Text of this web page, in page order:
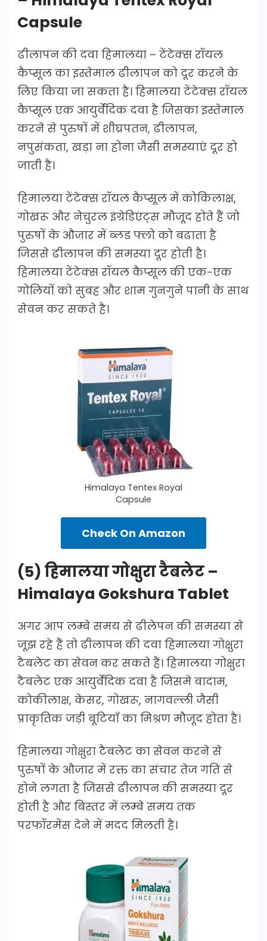
Capsule
ढीलापन की दवा हिमालया – टेंटेक्स रॉयल
कैप्सूल का इस्तेमाल ढीलापन को दूर करने के
लिए किया जा सकता है। हिमालया टेंटेक्स रॉयल
कैप्सूल एक आयुर्वेदिक दवा है जिसका इस्तेमाल
करने से पुरुषों में शीघ्रपतन, ढीलापन,
नपुसंकता, खड़ा ना होना जैसी समस्याएं दूर हो
जाती है।
हिमालया टेंटेक्स रॉयल कैप्सूल में कोकिलाक्ष,
गोखरू और नेचुरल इंग्रेडिएंट्स मौजूद होते हैं जो
पुरुषों के औजार में ब्लड फ्लो को बढाता है
जिससे ढीलापन की समस्या दूर होती है।
हिमालया टेंटेक्स रॉयल कैप्सूल की एक-एक
गोलियों को सुबह और शाम गुनगुने पानी के साथ
सेवन कर सकते है।
Himalaya Tentex Royal
Capsule
Check On Amazon
(5) हिमालया गोक्षुरा टैबलेट –
Himalaya Gokshura Tablet
अगर आप लम्बे समय से ढीलेपन की समस्या से
जूझ रहे हैं तो ढीलापन की दवा हिमालया गोक्षुरा
टैबलेट का सेवन कर सकते हैं। हिमालया गोक्षुरा
टैबलेट एक आयुर्वेदिक दवा है जिसमे बादाम,
कोकीलाक्ष, केसर, गोखरू, नागवल्ली जैसी
प्राकृतिक जड़ी बूटियाँ का मिश्रण मौजूद होता है।
हिमालया गोक्षुरा टैबलेट का सेवन करने से
पुरुषों के औजार में रक्त का संचार तेज गति से
होने लगता है जिससे ढीलापन की समस्या दूर
होती है और बिस्तर में लम्बे समय तक
परफॉरमेंस देने में मदद मिलती है।